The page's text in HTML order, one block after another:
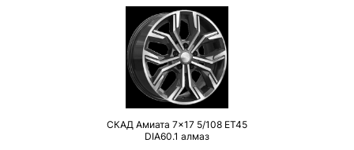
СКАД Амиата 7×17 5/108 ET45
DIA60.1 алмаз